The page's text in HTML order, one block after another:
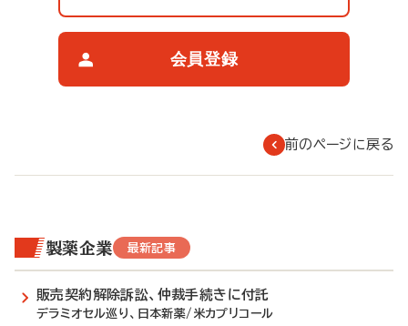
会員登録
前のページに戻る
製薬企業 最新記事
販売契約解除訴訟、仲裁手続きに付託
デラミオセル巡り、日本新薬/米カプリコール